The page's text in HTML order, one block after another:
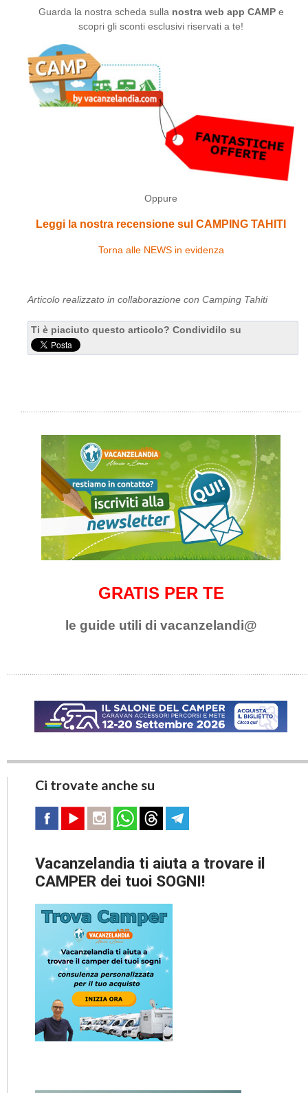
Guarda la nostra scheda sulla nostra web app CAMPe
scopri gli sconti esclusivi riservati a te!
Oppure
Leggi la nostra recensione sul CAMPING TAHITI
Torna alle NEWS in evidenza
Articolo realizzato in collaborazione con Camping Tahiti
Ti è piaciuto questo articolo? Condividilo su
GRATIS PER TE
le guide utili di vacanzelandi@
Ci trovate anche su
Vacanzelandia ti aiuta a trovare il
CAMPER dei tuoi SOGNI!